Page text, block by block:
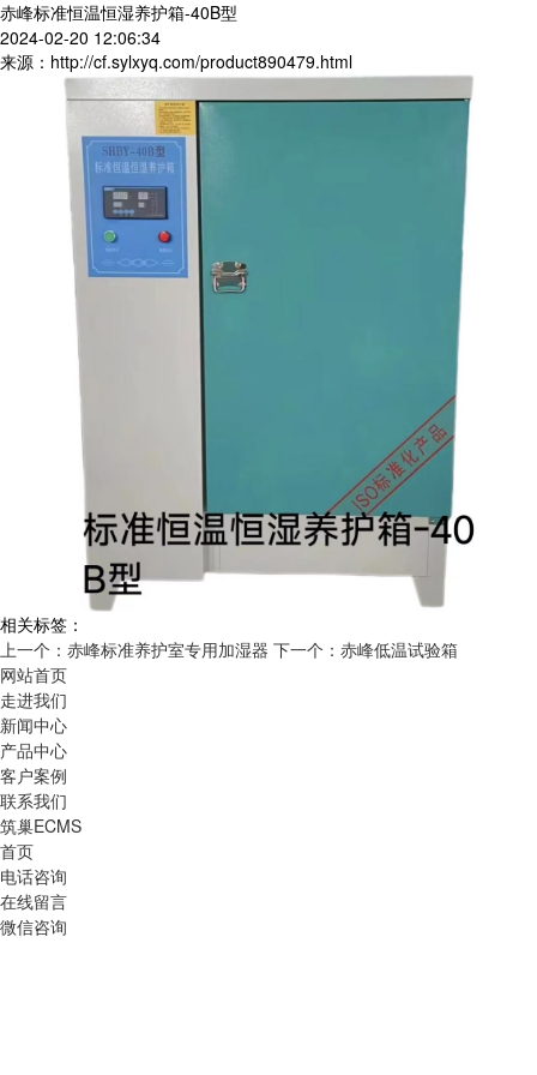
赤峰标准恒温恒湿养护箱-40B型
2024-02-20 12:06:34
来源：http://cf.sylxyq.com/product890479.html
相关标签：
上一个：赤峰标准养护室专用加湿器 下一个：赤峰低温试验箱
网站首页
走进我们
新闻中心
产品中心
客户案例
联系我们
筑巢ECMS
首页
电话咨询
在线留言
微信咨询